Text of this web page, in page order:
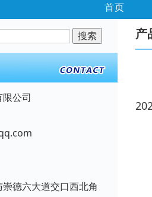
首页
公司
德六大道交口西北角
产